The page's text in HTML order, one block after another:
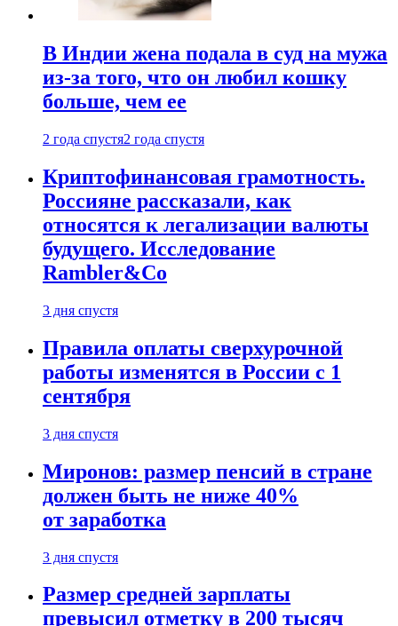
В Индии жена подала в суд на мужа
из-за того, что он любил кошку
больше, чем ее
2 года спустя2 года спустя
Криптофинансовая грамотность.
Россияне рассказали, как
относятся к легализации валюты
будущего. Исследование
Rambler&Co
3 дня спустя
Правила оплаты сверхурочной
работы изменятся в России с 1
сентября
3 дня спустя
Миронов: размер пенсий в стране
должен быть не ниже 40%
от заработка
3 дня спустя
Размер средней зарплаты
превысил отметку в 200 тысяч